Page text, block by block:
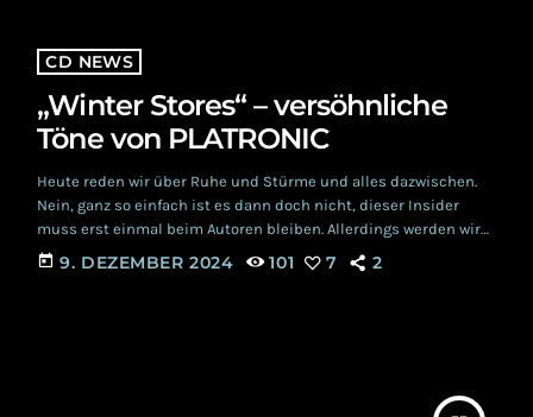
CD NEWS
„Winter Stores“ – versöhnliche
Töne von PLATRONIC
Heute reden wir über Ruhe und Stürme und alles dazwischen.
Nein, ganz so einfach ist es dann doch nicht, dieser Insider
muss erst einmal beim Autoren bleiben. Allerdings werden wir
über die Ruhe reden: 'Winter Stores' ist PLATRONICs Beitrag zur
besinnlichen Zeit. PLATRONIC Wir haben euch das Deutsch-
today 9. DEZEMBER 2024 101 7 2